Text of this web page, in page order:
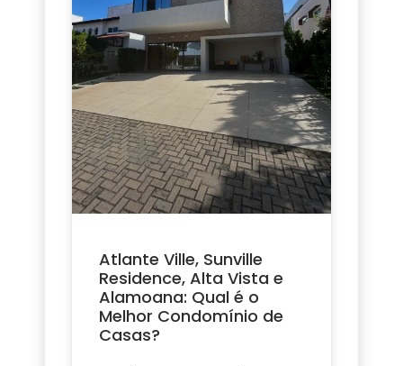
Atlante Ville, Sunville
Residence, Alta Vista e
Alamoana: Qual é o
Melhor Condomínio de
Casas?